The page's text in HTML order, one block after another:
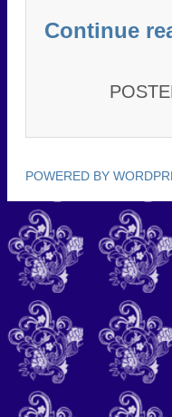
Continue
POWERED BY